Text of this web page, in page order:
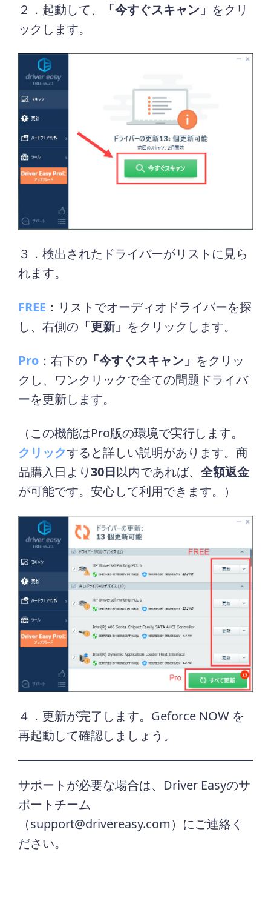
２．起動して、 「今すぐスキャン」 をクリ
ックします。
３．検出されたドライバーがリストに見ら
れます。
FREE ：リストでオーディオドライバーを探
し、右側の 「更新」 をクリックします。
Pro ：右下の 「今すぐスキャン」 をクリッ
クし、ワンクリックで全ての問題ドライバ
ーを更新します。
（この機能はPro版の環境で実行します。
クリックすると詳しい説明があります。商
品購入日より30日以内であれば、全額返金
が可能です。安心して利用できます。）
４．更新が完了します。Geforce NOW を
再起動して確認しましょう。
サポートが必要な場合は、Driver Easyのサ
ポートチーム
（support@drivereasy.com）にご連絡く
ださい。